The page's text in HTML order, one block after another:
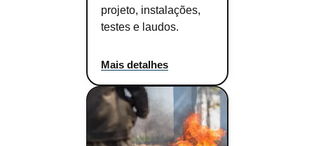
projeto, instalações,
testes e laudos.
Mais detalhes